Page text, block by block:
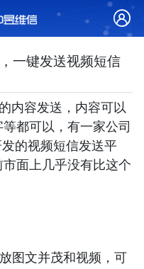
一键发送视频短信
内容发送，内容可以
都可以，有一家公司
的视频短信发送平
面上几乎没有比这个
图文并茂和视频，可